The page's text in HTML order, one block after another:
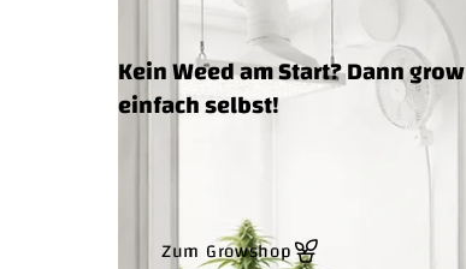
Kein Weed am Start? Dann grow
einfach selbst!
Zum Growshop